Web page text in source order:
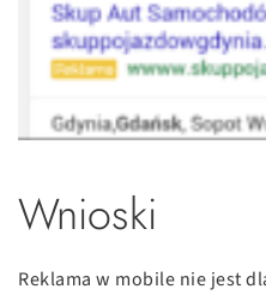
Wnioski
Reklama w mobile nie jest